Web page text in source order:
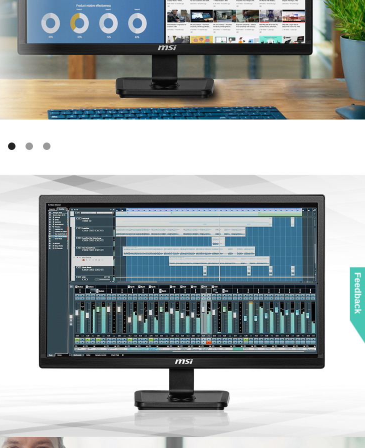
Display Kit – Điều chỉnh chế
độ màu
riêng bạn hoặc Display Kit MSI giúp bạn thiết lập các chế
Feedback